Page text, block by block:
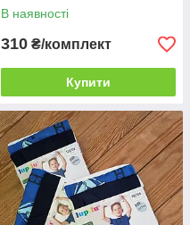
В наявності
310 ₴/комплект
Купити